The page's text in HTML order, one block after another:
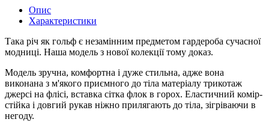
Опис
Характеристики
Така річ як гольф є незамінним предметом гардероба сучасної
модниці. Наша модель з нової колекції тому доказ.
Модель зручна, комфортна і дуже стильна, адже вона
виконана з м'якого приємного до тіла матеріалу трикотаж
джерсі на флісі, вставка сітка флок в горох. Еластичний комір-
стійка і довгий рукав ніжно прилягають до тіла, зігріваючи в
негоду.